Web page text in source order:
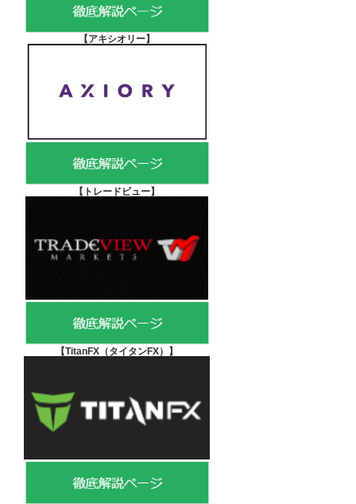
【アキシオリー】
【 トレードビュー】
【TitanFX（タイタンFX） 】